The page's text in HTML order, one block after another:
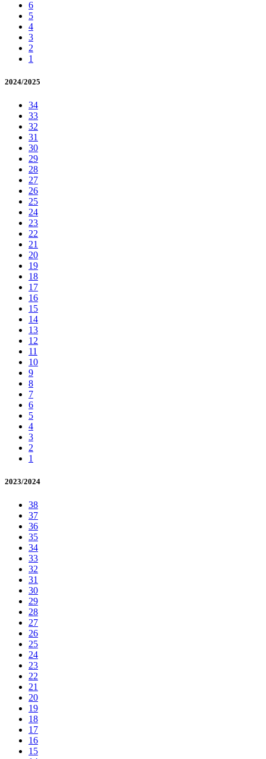
6
5
4
3
2
1
2024/2025
34
33
32
31
30
29
28
27
26
25
24
23
22
21
20
19
18
17
16
15
14
13
12
11
10
9
8
7
6
5
4
3
2
1
2023/2024
38
37
36
35
34
33
32
31
30
29
28
27
26
25
24
23
22
21
20
19
18
17
16
15